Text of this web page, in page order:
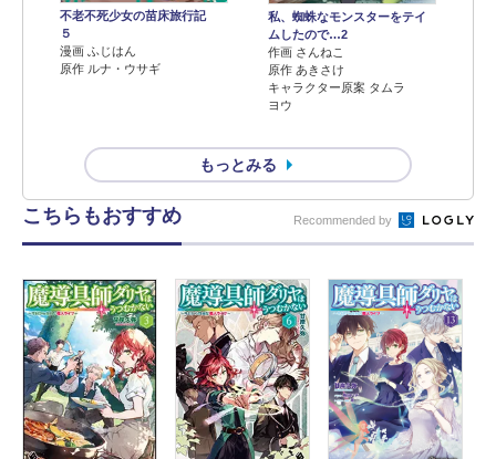
不老不死少女の苗床旅行記
５
漫画 ふじはん
原作 ルナ・ウサギ
私、蜘蛛なモンスターをテイ
ムしたので…2
作画 さんねこ
原作 あきさけ
キャラクター原案 タムラ
ヨウ
もっとみる
こちらもおすすめ Recommended by